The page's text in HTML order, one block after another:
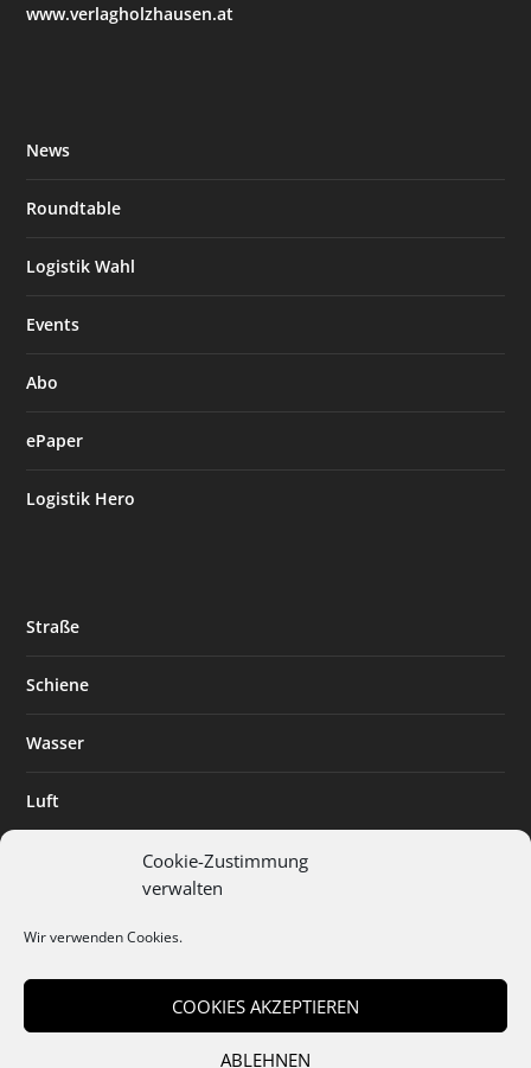
Cookie-Zustimmung
verwalten
Wir verwenden Cookies.
COOKIES AKZEPTIEREN
ABLEHNEN
www.verlagholzhausen.at
News
Roundtable
Logistik Wahl
Events
Abo
ePaper
Logistik Hero
Straße
Schiene
Wasser
Luft
Digitalisierung